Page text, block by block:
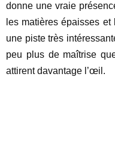
donne une vraie
les matières épaisses
une piste très
peu plus de maîtrise
attirent davantage l’œil.